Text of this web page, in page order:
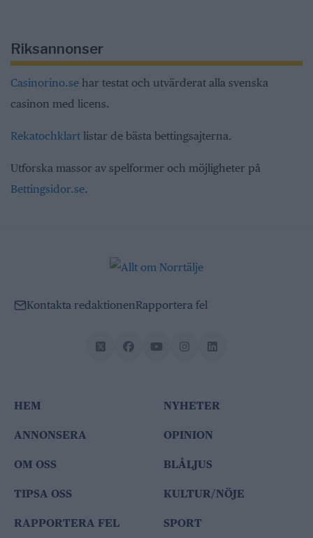
Riksannonser
Casinorino.se har testat och utvärderat alla svenska
casinon med licens.
Rekatochklart listar de bästa bettingsajterna.
Utforska massor av spelformer och möjligheter på
Bettingsidor.se.
Kontakta redaktionenRapportera fel
HEM
ANNONSERA
OM OSS
TIPSA OSS
RAPPORTERA FEL
NYHETER
OPINION
BLÅLJUS
KULTUR/NÖJE
SPORT